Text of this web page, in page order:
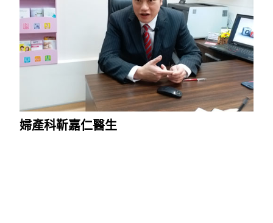
婦產科靳嘉仁醫生